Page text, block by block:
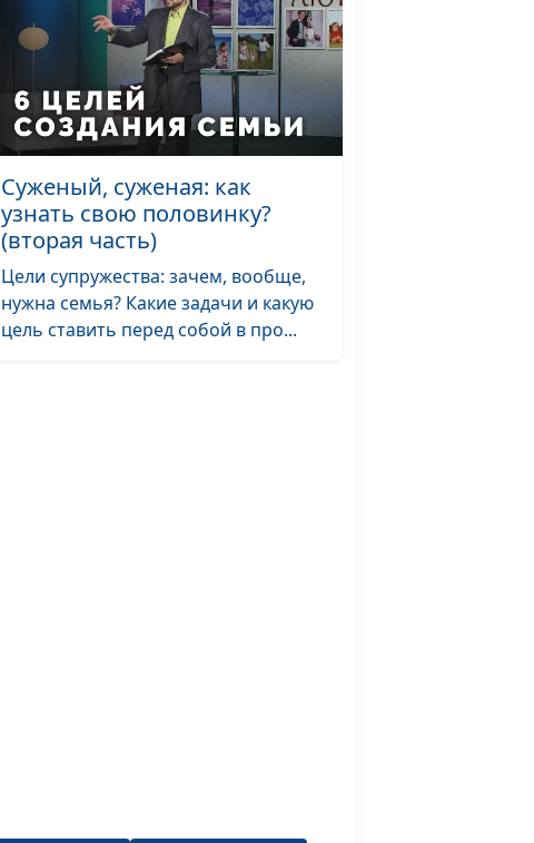
Суженый, суженая: как
узнать свою половинку?
(вторая часть)
Цели супружества: зачем, вообще,
нужна семья? Какие задачи и какую
цель ставить перед собой в про...